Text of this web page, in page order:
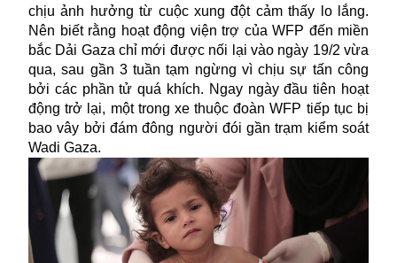
chịu ảnh hưởng từ cuộc xung đột cảm thấy lo lắng.
Nên biết rằng hoạt động viện trợ của WFP đến miền
bắc Dải Gaza chỉ mới được nối lại vào ngày 19/2 vừa
qua, sau gần 3 tuần tạm ngừng vì chịu sự tấn công
bởi các phần tử quá khích. Ngay ngày đầu tiên hoạt
động trở lại, một trong xe thuộc đoàn WFP tiếp tục bị
bao vây bởi đám đông người đói gần trạm kiểm soát
Wadi Gaza.